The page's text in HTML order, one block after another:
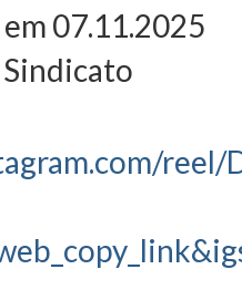
07.11.2025
reel/